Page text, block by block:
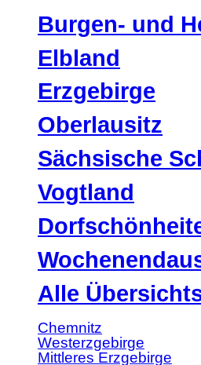
Burgen- und
Elbland
Erzgebirge
Oberlausitz
Sächsische
Vogtland
Alle
Chemnitz
Westerzgebirge
Mittleres Erzgebirge